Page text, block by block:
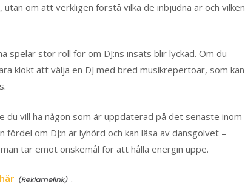
om att verkligen förstå vilka de inbjudna är och vilken
spelar stor roll för om DJ:ns insats blir lyckad. Om du
klokt att välja en DJ med bred musikrepertoar, som kan
du vill ha någon som är uppdaterad på det senaste inom
fördel om DJ:n är lyhörd och kan läsa av dansgolvet –
tar emot önskemål för att hålla energin uppe.
.